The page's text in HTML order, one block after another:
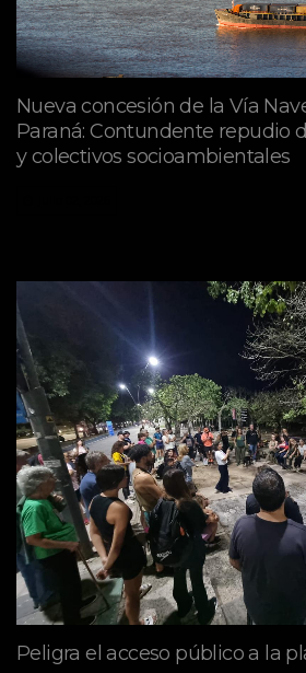
Nueva concesión de la Vía
Paraná: Contundente repudio
y colectivos socioambientales
Peligra el acceso público a la